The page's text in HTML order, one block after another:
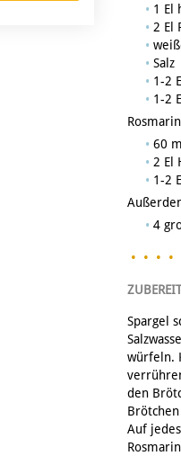
1 El
2 El
Salz
1-2
1-2
60
2 El
1-2
4
Spargel
würfeln.
den
Auf